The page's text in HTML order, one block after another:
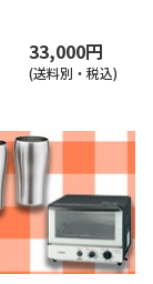
33,000円
(送料別・税込)